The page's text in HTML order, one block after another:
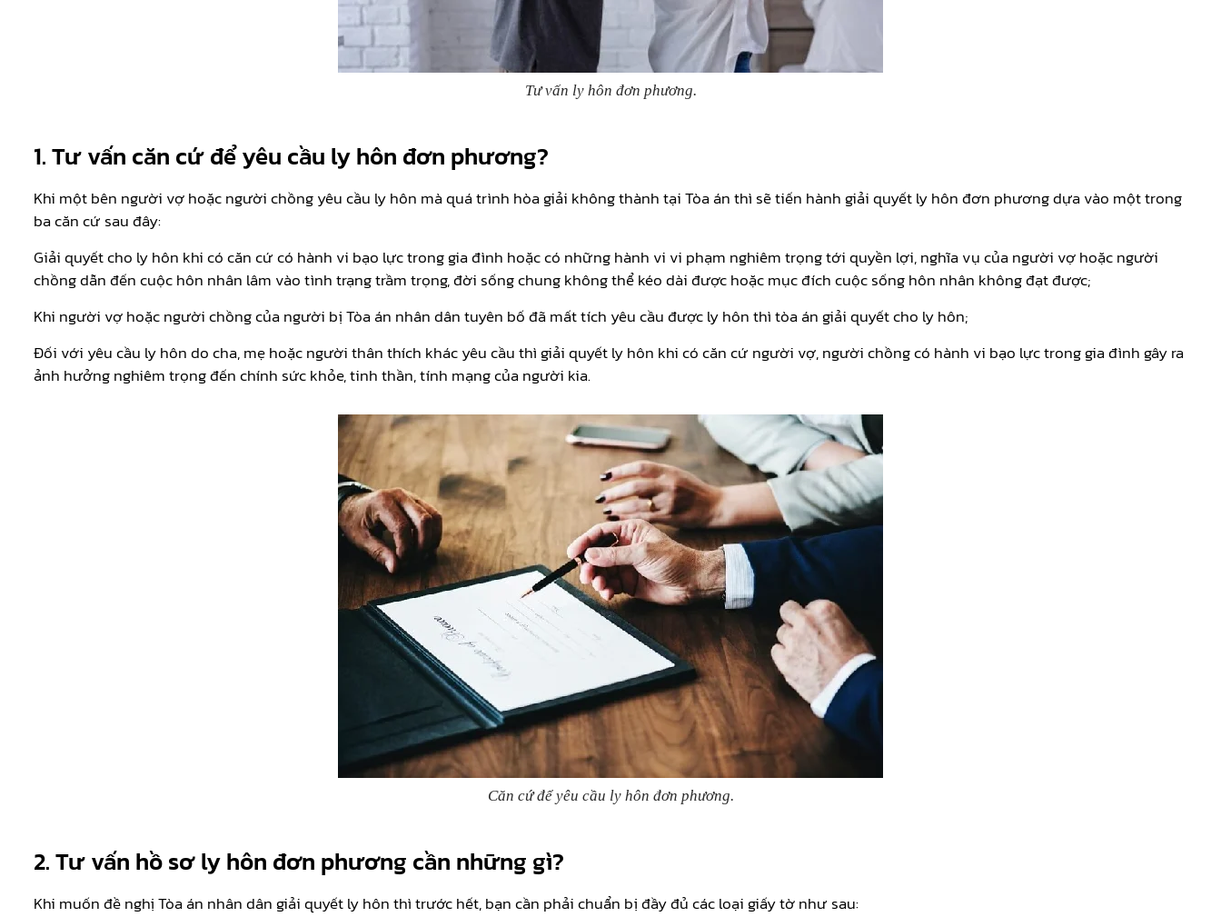
Tư vấn ly hôn đơn phương.
1. Tư vấn căn cứ để yêu cầu ly hôn đơn phương?
Khi một bên người vợ hoặc người chồng yêu cầu ly hôn mà quá trình hòa giải không thành tại Tòa án thì sẽ tiến hành giải quyết ly hôn đơn phương dựa vào một trong
ba căn cứ sau đây:
Giải quyết cho ly hôn khi có căn cứ có hành vi bạo lực trong gia đình hoặc có những hành vi vi phạm nghiêm trọng tới quyền lợi, nghĩa vụ của người vợ hoặc người
chồng dẫn đến cuộc hôn nhân lâm vào tình trạng trầm trọng, đời sống chung không thể kéo dài được hoặc mục đích cuộc sống hôn nhân không đạt được;
Khi người vợ hoặc người chồng của người bị Tòa án nhân dân tuyên bố đã mất tích yêu cầu được ly hôn thì tòa án giải quyết cho ly hôn;
Đối với yêu cầu ly hôn do cha, mẹ hoặc người thân thích khác yêu cầu thì giải quyết ly hôn khi có căn cứ người vợ, người chồng có hành vi bạo lực trong gia đình gây ra
ảnh hưởng nghiêm trọng đến chính sức khỏe, tinh thần, tính mạng của người kia.
Căn cứ để yêu cầu ly hôn đơn phương.
2. Tư vấn hồ sơ ly hôn đơn phương cần những gì?
Khi muốn đề nghị Tòa án nhân dân giải quyết ly hôn thì trước hết, bạn cần phải chuẩn bị đầy đủ các loại giấy tờ như sau: